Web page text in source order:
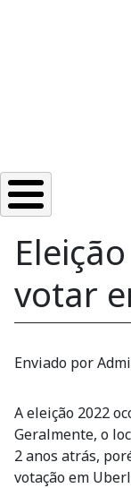
votar
Enviado por
A eleição 2022
Geralmente, o
2 anos atrás,
votação em